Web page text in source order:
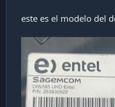
este es el modelo del